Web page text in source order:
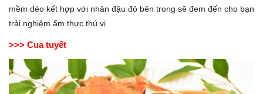
mềm dẻo kết hợp với nhân đậu đỏ bên trong sẽ đem đến cho bạn
trải nghiệm ẩm thực thú vị.
>>> Cua tuyết